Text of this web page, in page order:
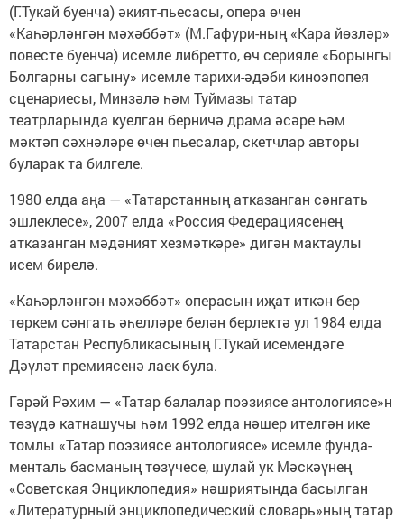
(Г.Тукай буенча) әкият-пьесасы, опера өчен
«Каһәрләнгән мәхәббәт» (М.Гафури-ның «Кара йөзләр»
повесте буенча) исемле либретто, өч серияле «Борын­гы
Болгарны сагыну» исемле тарихи-әдәби киноэпопея
сценариесы, Минзәлә һәм Туймазы татар
театрларында куелган берничә драма әсәре һәм
мәктәп сәхнәләре өчен пьесалар, скетчлар авторы
буларак та билгеле.
1980 елда аңа — «Татарстанның атказанган сәнгать
эшлеклесе», 2007 елда «Россия Федерациясенең
атказанган мәдәният хезмәткәре» дигән мактаулы
исем бирелә.
«Каһәрләнгән мәхәббәт» операсын иҗат иткән бер
төркем сәнгать әһелләре белән берлектә ул 1984 елда
Татарстан Респуб­ликасының Г.Тукай исемендәге
Дәүләт премиясенә лаек була.
Гәрәй Рәхим — «Татар балалар поэзиясе антологиясе»н
төзүдә катнашучы һәм 1992 елда нәшер ителгән ике
томлы «Татар поэзиясе антологиясе» исемле фунда­
менталь басманың төзүчесе, шулай ук Мәскәүнең
«Советская Энциклопе­дия» нәшриятында басылган
«Литературный энциклопедический словарь»ның татар